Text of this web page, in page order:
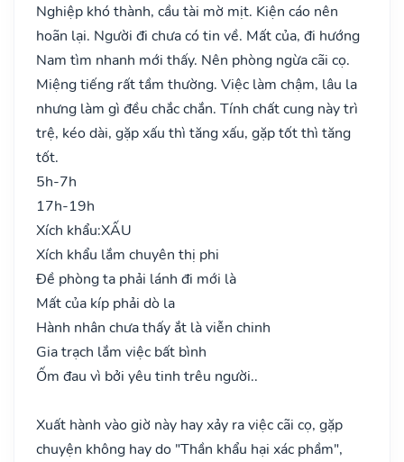
Nghiệp khó thành, cầu tài mờ mịt. Kiện cáo nên
hoãn lại. Người đi chưa có tin về. Mất của, đi hướng
Nam tìm nhanh mới thấy. Nên phòng ngừa cãi cọ.
Miệng tiếng rất tầm thường. Việc làm chậm, lâu la
nhưng làm gì đều chắc chắn. Tính chất cung này trì
trệ, kéo dài, gặp xấu thì tăng xấu, gặp tốt thì tăng
tốt.
5h-7h
17h-19h
Xích khẩu:XẤU
Xích khẩu lắm chuyên thị phi
Đề phòng ta phải lánh đi mới là
Mất của kíp phải dò la
Hành nhân chưa thấy ắt là viễn chinh
Gia trạch lắm việc bất bình
Ốm đau vì bởi yêu tinh trêu người..
Xuất hành vào giờ này hay xảy ra việc cãi cọ, gặp
chuyện không hay do "Thần khẩu hại xác phầm",